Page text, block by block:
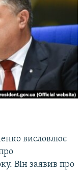
висловлює
Він заявив про